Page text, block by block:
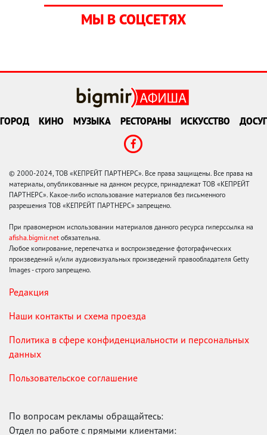
МЫ В СОЦСЕТЯХ
ГОРОД КИНО МУЗЫКА РЕСТОРАНЫ ИСКУССТВО ДОСУГ
© 2000-2024, ТОВ «КЕПРЕЙТ ПАРТНЕРС». Все права защищены. Все права на
материалы, опубликованные на данном ресурсе, принадлежат ТОВ «КЕПРЕЙТ
ПАРТНЕРС». Какое-либо использование материалов без письменного
разрешения ТОВ «КЕПРЕЙТ ПАРТНЕРС» запрещено.
При правомерном использовании материалов данного ресурса гиперссылка на
afisha.bigmir.net обязательна.
Любое копирование, перепечатка и воспроизведение фотографических
произведений и/или аудиовизуальных произведений правообладателя Getty
Images - строго запрещено.
Редакция
Наши контакты и схема проезда
Политика в сфере конфиденциальности и персональных
данных
Пользовательское соглашение
По вопросам рекламы обращайтесь:
Отдел по работе с прямыми клиентами: